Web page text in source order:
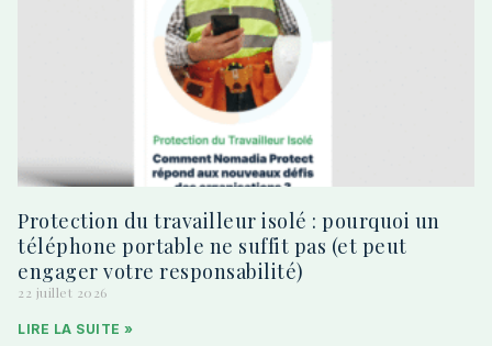
Protection du travailleur isolé : pourquoi un
téléphone portable ne suffit pas (et peut
engager votre responsabilité)
22 juillet 2026
LIRE LA SUITE »